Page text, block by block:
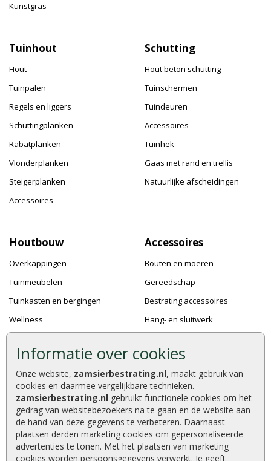
Informatie over cookies
Onze website, zamsierbestrating.nl, maakt gebruik van
cookies en daarmee vergelijkbare technieken.
zamsierbestrating.nl gebruikt functionele cookies om het
gedrag van websitebezoekers na te gaan en de website aan
de hand van deze gegevens te verbeteren. Daarnaast
plaatsen derden marketing cookies om gepersonaliseerde
advertenties te tonen. Met het plaatsen van marketing
cookies worden persoonsgegevens verwerkt. Je geeft
Kunstgras
Tuinhout
Hout
Tuinpalen
Regels en liggers
Schuttingplanken
Rabatplanken
Vlonderplanken
Steigerplanken
Accessoires
Schutting
Hout beton schutting
Tuinschermen
Tuindeuren
Accessoires
Tuinhek
Gaas met rand en trellis
Natuurlijke afscheidingen
Houtbouw
Overkappingen
Tuinmeubelen
Tuinkasten en bergingen
Wellness
Dierenverblijven
Pergola's
Accessoires
Accessoires
Bouten en moeren
Gereedschap
Bestrating accessoires
Hang- en sluitwerk
Verf en Beits
Dakafwerking
Zamsierbestrating.nl © 2026